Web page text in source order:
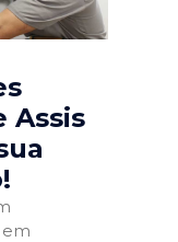
Assis
em